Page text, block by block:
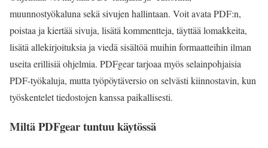
muunnostyökaluna sekä sivujen hallintaan. Voit avata PDF:n,
poistaa ja kiertää sivuja, lisätä kommentteja, täyttää lomakkeita,
lisätä allekirjoituksia ja viedä sisältöä muihin formaatteihin ilman
useita erillisiä ohjelmia. PDFgear tarjoaa myös selainpohjaisia
PDF-työkaluja, mutta työpöytäversio on selvästi kiinnostavin, kun
työskentelet tiedostojen kanssa paikallisesti.
Miltä PDFgear tuntuu käytössä